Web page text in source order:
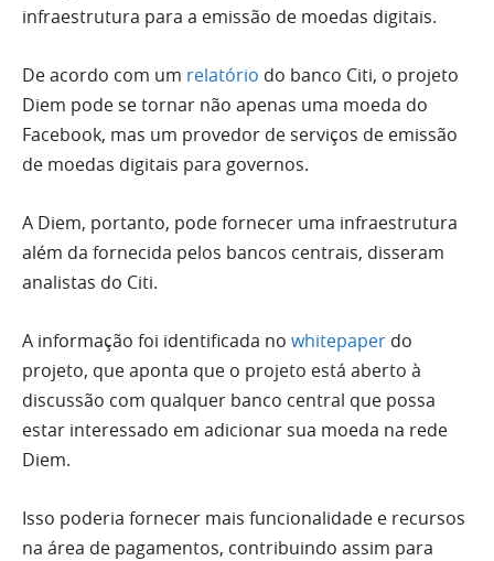
infraestrutura para a emissão de moedas digitais.
De acordo com um relatório do banco Citi, o projeto
Diem pode se tornar não apenas uma moeda do
Facebook, mas um provedor de serviços de emissão
de moedas digitais para governos.
A Diem, portanto, pode fornecer uma infraestrutura
além da fornecida pelos bancos centrais, disseram
analistas do Citi.
A informação foi identificada no whitepaper do
projeto, que aponta que o projeto está aberto à
discussão com qualquer banco central que possa
estar interessado em adicionar sua moeda na rede
Diem.
Isso poderia fornecer mais funcionalidade e recursos
na área de pagamentos, contribuindo assim para